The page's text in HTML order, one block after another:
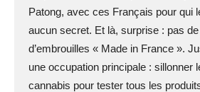
Patong, avec ces Français pour qui
aucun secret. Et là, surprise : pas
d’embrouilles « Made in France ».
une occupation principale : sillonner
cannabis pour tester tous les